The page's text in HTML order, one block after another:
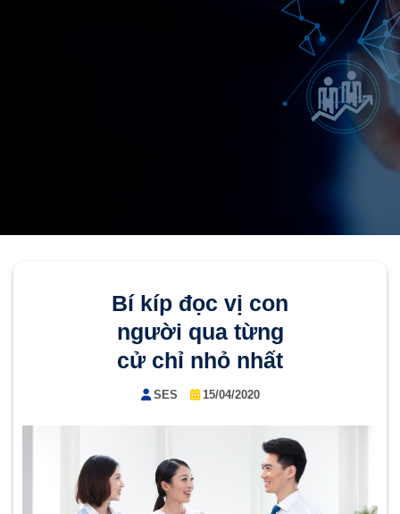
Bí kíp đọc vị con
người qua từng
cử chỉ nhỏ nhất
SES 15/04/2020